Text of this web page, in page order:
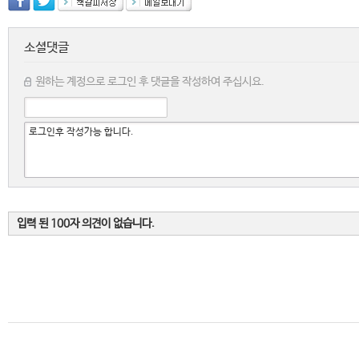
소셜댓글
원하는 계정으로 로그인 후 댓글을 작성하여 주십시요.
입력 된 100자 의견이 없습니다.